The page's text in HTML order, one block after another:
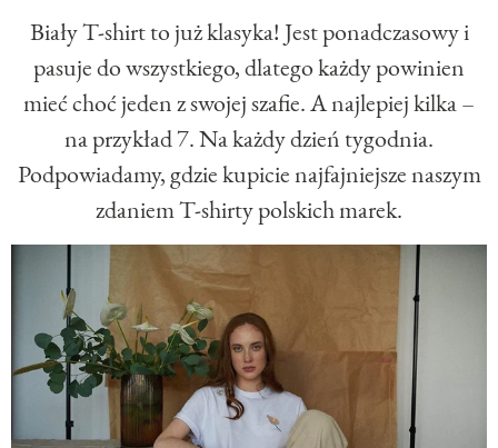
Biały T-shirt to już klasyka! Jest ponadczasowy i
pasuje do wszystkiego, dlatego każdy powinien
mieć choć jeden z swojej szafie. A najlepiej kilka –
na przykład 7. Na każdy dzień tygodnia.
Podpowiadamy, gdzie kupicie najfajniejsze naszym
zdaniem T-shirty polskich marek.